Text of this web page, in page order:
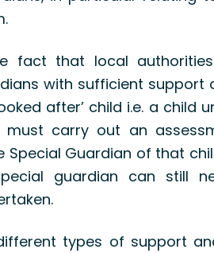
fact that local
with sufficient support
after’ child i.e. a child
must carry out an
Guardian of that
guardian can still
types of support